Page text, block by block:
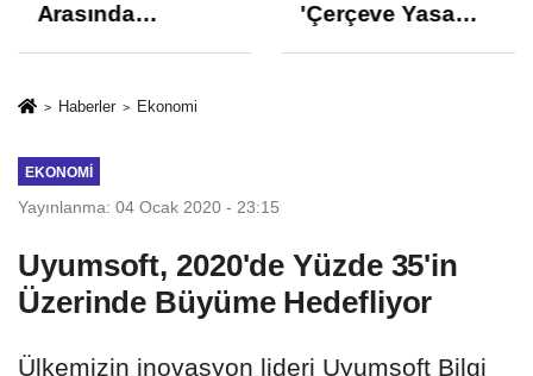
Arasında
Protokolü
'Çerçeve Yasa
Haberler Ekonomi
EKONOMI
Yayınlanma: 04 Ocak 2020 - 23:15
Uyumsoft, 2020'de Yüzde 35'in
Üzerinde Büyüme Hedefliyor
Ülkemizin inovasyon lideri Uyumsoft Bilgi